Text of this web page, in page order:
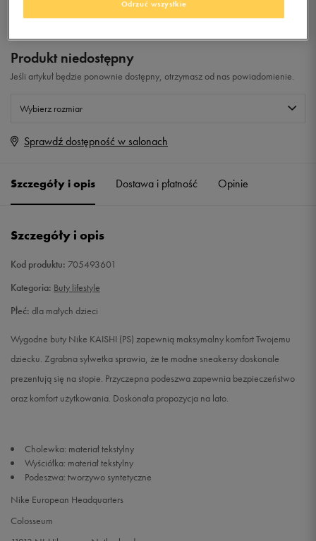
Produkt niedostępny
Jeśli artykuł będzie ponownie dostępny, otrzymasz od nas powiadomienie.
Wybierz rozmiar
Rozmiary EU
29,5 18 cm
31 19 cm Powiadom o dostępności
31,5 19,5 cm
33 20,5 cm
33,5 21 cm
Sprawdź dostępność w salonach
Szczegóły i opis Dostawa i płatność Opinie
Szczegóły i opis
Kod produktu: 705493601
Kategoria: Buty lifestyle
Płeć: dla małych dzieci
Wygodne buty Nike KAISHI (PS) zapewnią maksymalny komfort Twojemu
dziecku. Zgrabna sylwetka sprawia, że te modne sneakersy doskonale
prezentują się na stopie. Przyczepna podeszwa zapewnia bezpieczeństwo
oraz komfort użytkowania. Doskonała propozycja na lato.
Cholewka: materiał tekstylny
Wyściółka: materiał tekstylny
Podeszwa: tworzywo syntetyczne
Nike European Headquarters
Colosseum
Odrzuć wszystkie